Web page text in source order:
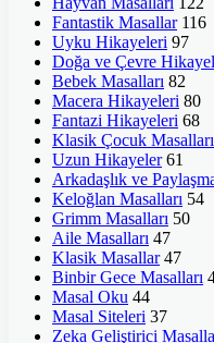
Fantastik Masallar 116
Uyku Hikayeleri 97
Doğa ve Çevre
Bebek Masalları 82
Macera Hikayeleri 80
Fantazi Hikayeleri 68
Klasik Çocuk Masalları
Uzun Hikayeler 61
Arkadaşlık ve
Keloğlan Masalları 54
Grimm Masalları 50
Aile Masalları 47
Klasik Masallar 47
Binbir Gece Masalları
Masal Oku 44
Masal Siteleri 37
Zeka Geliştirici